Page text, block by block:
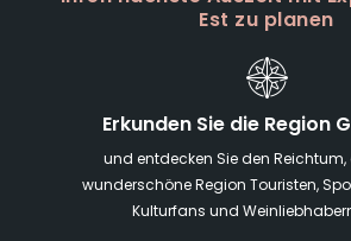
Est zu planen
Erkunden Sie die Region
und entdecken Sie den Reichtum,
wunderschöne Region Touristen,
Kulturfans und